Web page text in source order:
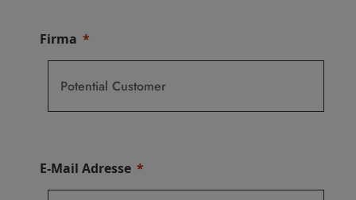
Firma
E-Mail Adresse